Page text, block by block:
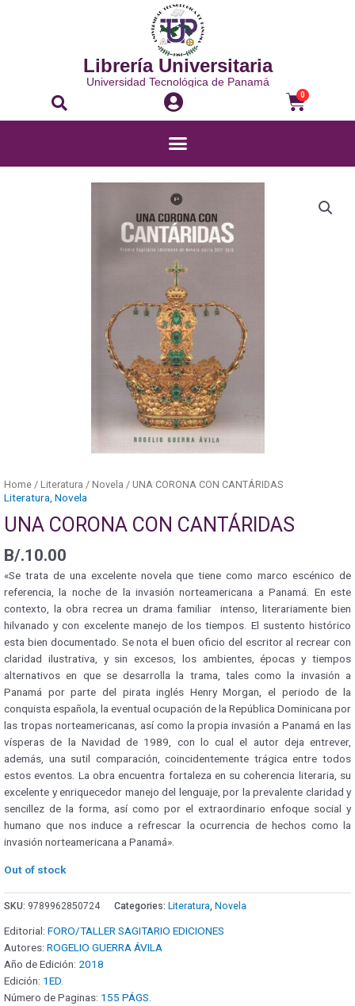
Librería Universitaria
Universidad Tecnológica de Panamá
0
Home / Literatura / Novela / UNA CORONA CON CANTÁRIDAS
Literatura Novela
UNA CORONA CON CANTÁRIDAS
B/.10.00
«Se trata de una excelente novela que tiene como marco escénico de
referencia, la noche de la invasión norteamericana a Panamá. En este
contexto, la obra recrea un drama familiar intenso, literariamente bien
hilvanado y con excelente manejo de los tiempos. El sustento histórico
esta bien documentado. Se nota el buen oficio del escritor al recrear con
claridad ilustrativa, y sin excesos, los ambientes, épocas y tiempos
alternativos en que se desarrolla la trama, tales como la invasión a
Panamá por parte del pirata inglés Henry Morgan, el periodo de la
conquista española, la eventual ocupación de la República Dominicana por
las tropas norteamericanas, así como la propia invasión a Panamá en las
vísperas de la Navidad de 1989, con lo cual el autor deja entrever,
además, una sutil comparación, coincidentemente trágica entre todos
estos eventos. La obra encuentra fortaleza en su coherencia literaria, su
excelente y enriquecedor manejo del lenguaje, por la prevalente claridad y
sencillez de la forma, así como por el extraordinario enfoque social y
humano que nos induce a refrescar la ocurrencia de hechos como la
invasión norteamericana a Panamá».
Out of stock
SKU: 9789962850724 Categories: Literatura Novela
Editorial: FORO/TALLER SAGITARIO EDICIONES
Autores: ROGELIO GUERRA ÁVILA
Año de Edición: 2018
Edición: 1ED.
Número de Paginas: 155 PÁGS.